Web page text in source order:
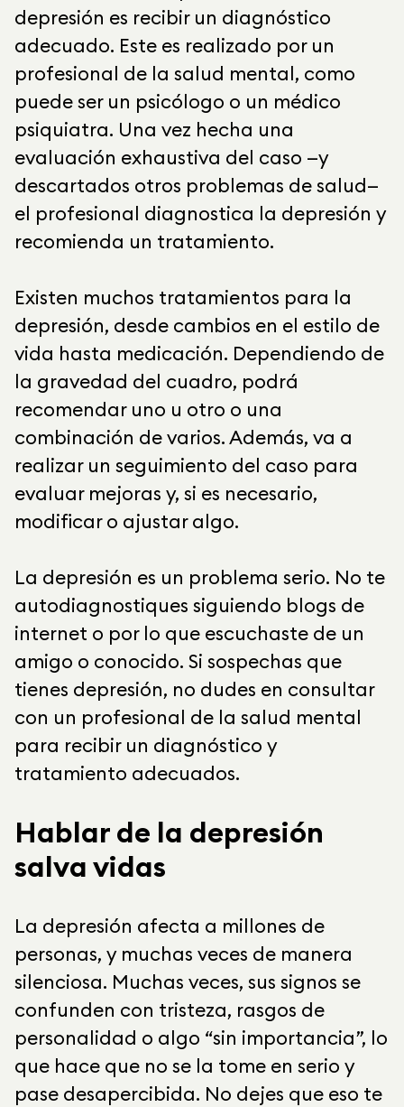
depresión es recibir un diagnóstico
adecuado. Este es realizado por un
profesional de la salud mental, como
puede ser un psicólogo o un médico
psiquiatra. Una vez hecha una
evaluación exhaustiva del caso —y
descartados otros problemas de salud—
el profesional diagnostica la depresión y
recomienda un tratamiento.
Existen muchos tratamientos para la
depresión, desde cambios en el estilo de
vida hasta medicación. Dependiendo de
la gravedad del cuadro, podrá
recomendar uno u otro o una
combinación de varios. Además, va a
realizar un seguimiento del caso para
evaluar mejoras y, si es necesario,
modificar o ajustar algo.
La depresión es un problema serio. No te
autodiagnostiques siguiendo blogs de
internet o por lo que escuchaste de un
amigo o conocido. Si sospechas que
tienes depresión, no dudes en consultar
con un profesional de la salud mental
para recibir un diagnóstico y
tratamiento adecuados.
Hablar de la depresión
salva vidas
La depresión afecta a millones de
personas, y muchas veces de manera
silenciosa. Muchas veces, sus signos se
confunden con tristeza, rasgos de
personalidad o algo “sin importancia”, lo
que hace que no se la tome en serio y
pase desapercibida. No dejes que eso te